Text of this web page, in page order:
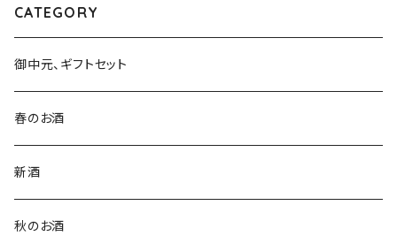
CATEGORY
御中元、ギフトセット
春のお酒
新酒
秋のお酒